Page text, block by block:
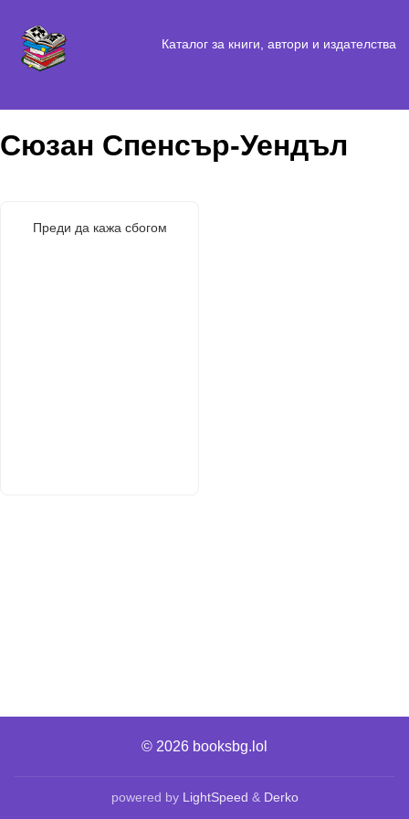
Каталог за книги, автори и издателства
Сюзан Спенсър-Уендъл
Преди да кажа сбогом
© 2026 booksbg.lol
powered by LightSpeed & Derko